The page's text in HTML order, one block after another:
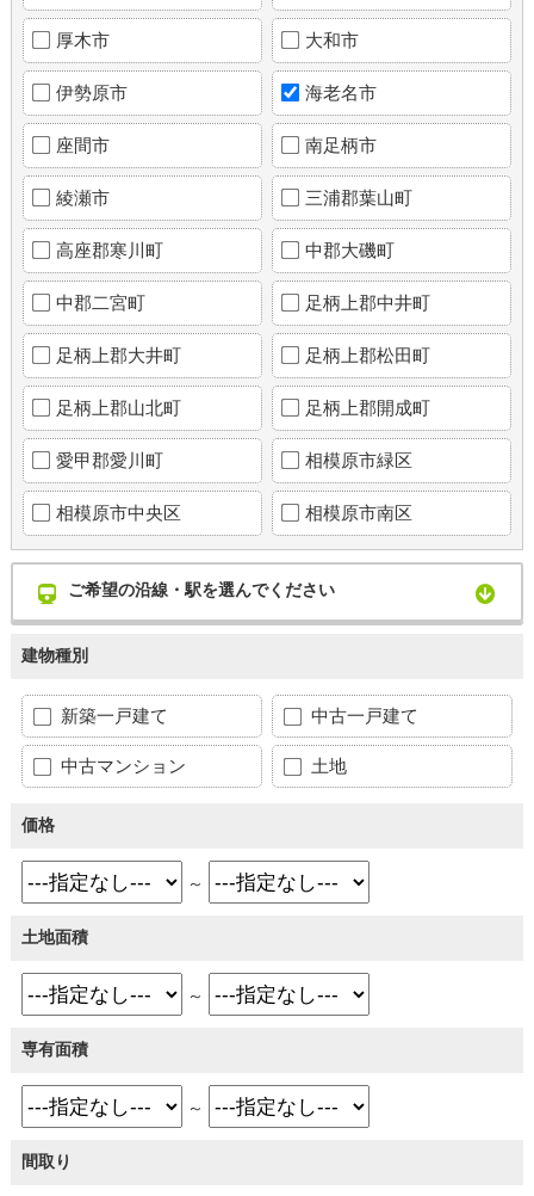
厚木市 大和市
伊勢原市 海老名市
座間市 南足柄市
綾瀬市 三浦郡葉山町
高座郡寒川町 中郡大磯町
中郡二宮町 足柄上郡中井町
足柄上郡大井町 足柄上郡松田町
足柄上郡山北町 足柄上郡開成町
愛甲郡愛川町 相模原市緑区
相模原市中央区 相模原市南区
ご希望の沿線・駅を選んでください
建物種別
新築一戸建て 中古一戸建て
中古マンション 土地
価格
～
土地面積
～
専有面積
～
間取り